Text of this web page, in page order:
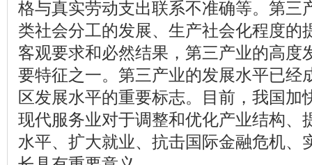
格与真实劳动支出联系不准确等。第三
类社会分工的发展、生产社会化程度的
客观要求和必然结果，第三产业的高度
要特征之一。第三产业的发展水平已经
区发展水平的重要标志。目前，我国加
现代服务业对于调整和优化产业结构、
水平、扩大就业、抗击国际金融危机、